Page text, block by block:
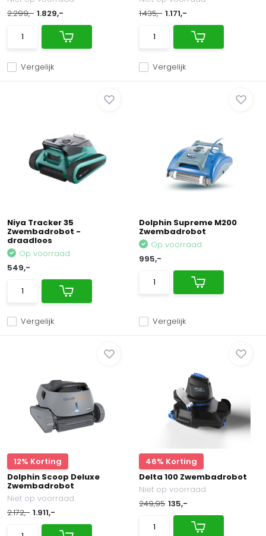
Vergelijk
2.299,- 1.829,-
Vergelijk
1.435,- 1.171,-
Niya Tracker 35
Zwembadrobot -
draadloos
Vergelijk
Op voorraad
549,-
Dolphin Supreme M200
Zwembadrobot
Vergelijk
Op voorraad
995,-
12% Korting
Dolphin Scoop Deluxe
Zwembadrobot
Niet op voorraad
2.172,- 1.911,-
46% Korting
Delta 100 Zwembadrobot
Niet op voorraad
249,95 135,-